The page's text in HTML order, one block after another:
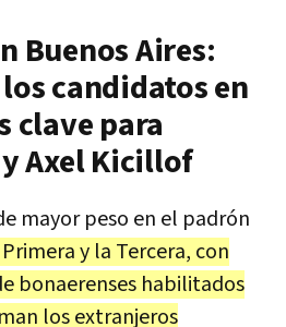
Buenos Aires:
candidatos en
clave para
Axel Kicillof
mayor peso en el padrón
y la Tercera, con
bonaerenses habilitados
los extranjeros